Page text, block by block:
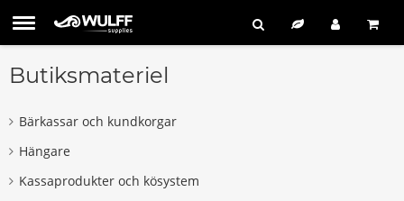
Butiksmateriel
Bärkassar och kundkorgar
Hängare
Kassaprodukter och kösystem